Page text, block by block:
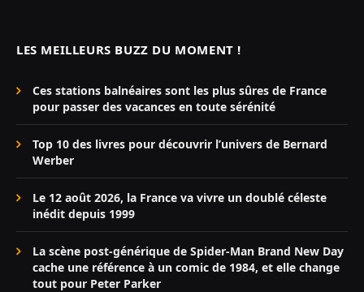
LES MEILLEURS BUZZ DU MOMENT !
Ces stations balnéaires sont les plus sûres de France
pour passer des vacances en toute sérénité
Top 10 des livres pour découvrir l’univers de Bernard
Werber
Le 12 août 2026, la France va vivre un doublé céleste
inédit depuis 1999
La scène post-générique de Spider-Man Brand New Day
cache une référence à un comic de 1984, et elle change
tout pour Peter Parker